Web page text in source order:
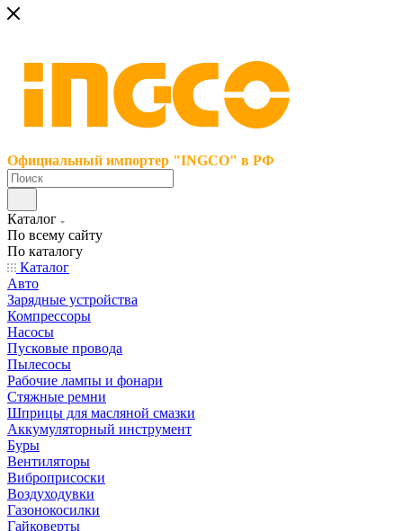
Официальный импортер "INGCO" в РФ
Каталог
По всему сайту
По каталогу
Каталог
Авто
Зарядные устройства
Компрессоры
Насосы
Пусковые провода
Пылесосы
Рабочие лампы и фонари
Стяжные ремни
Шприцы для масляной смазки
Аккумуляторный инструмент
Буры
Вентиляторы
Виброприсоски
Воздуходувки
Газонокосилки
Гайковерты